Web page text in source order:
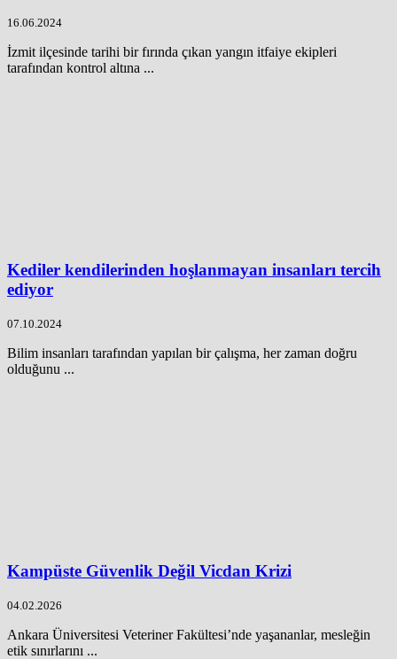
16.06.2024
İzmit ilçesinde tarihi bir fırında çıkan yangın itfaiye ekipleri
tarafından kontrol altına ...
Kediler kendilerinden hoşlanmayan insanları tercih
ediyor
07.10.2024
Bilim insanları tarafından yapılan bir çalışma, her zaman doğru
olduğunu ...
Kampüste Güvenlik Değil Vicdan Krizi
04.02.2026
Ankara Üniversitesi Veteriner Fakültesi’nde yaşananlar, mesleğin
etik sınırlarını ...